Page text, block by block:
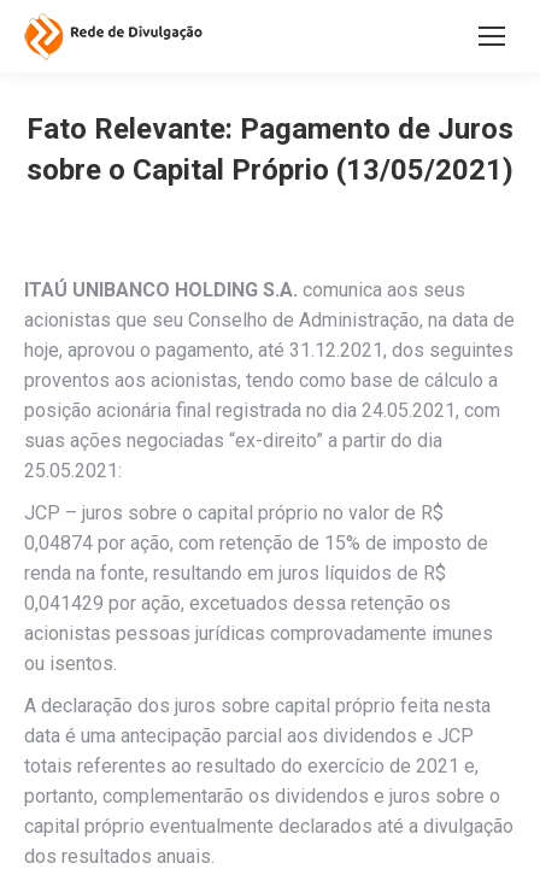
Fato Relevante: Pagamento de Juros
sobre o Capital Próprio (13/05/2021)
ITAÚ UNIBANCO HOLDING S.A. comunica aos seus
acionistas que seu Conselho de Administração, na data de
hoje, aprovou o pagamento, até 31.12.2021, dos seguintes
proventos aos acionistas, tendo como base de cálculo a
posição acionária final registrada no dia 24.05.2021, com
suas ações negociadas “ex-direito” a partir do dia
25.05.2021:
JCP – juros sobre o capital próprio no valor de R$
0,04874 por ação, com retenção de 15% de imposto de
renda na fonte, resultando em juros líquidos de R$
0,041429 por ação, excetuados dessa retenção os
acionistas pessoas jurídicas comprovadamente imunes
ou isentos.
A declaração dos juros sobre capital próprio feita nesta
data é uma antecipação parcial aos dividendos e JCP
totais referentes ao resultado do exercício de 2021 e,
portanto, complementarão os dividendos e juros sobre o
capital próprio eventualmente declarados até a divulgação
dos resultados anuais.